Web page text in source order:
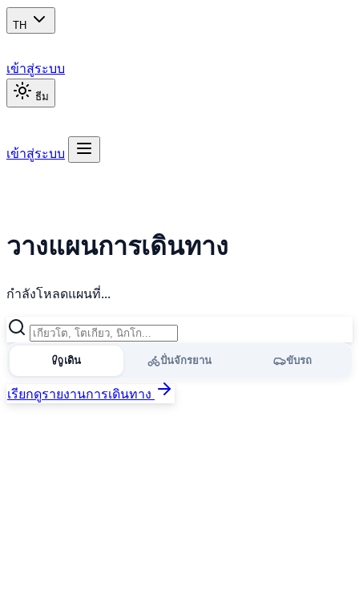
TH
เข้าสู่ระบบ
ธีม
เข้าสู่ระบบ
วางแผนการเดินทาง
กำลังโหลดแผนที่...
เดิน ปั่นจักรยาน ขับรถ
เรียกดูรายงานการเดินทาง